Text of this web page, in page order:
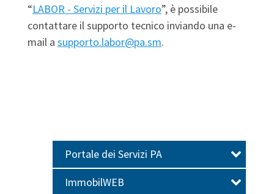
“LABOR - Servizi per il Lavoro”, è possibile
contattare il supporto tecnico inviando una e-
mail a supporto.labor@pa.sm.
Portale dei Servizi PA
ImmobilWEB